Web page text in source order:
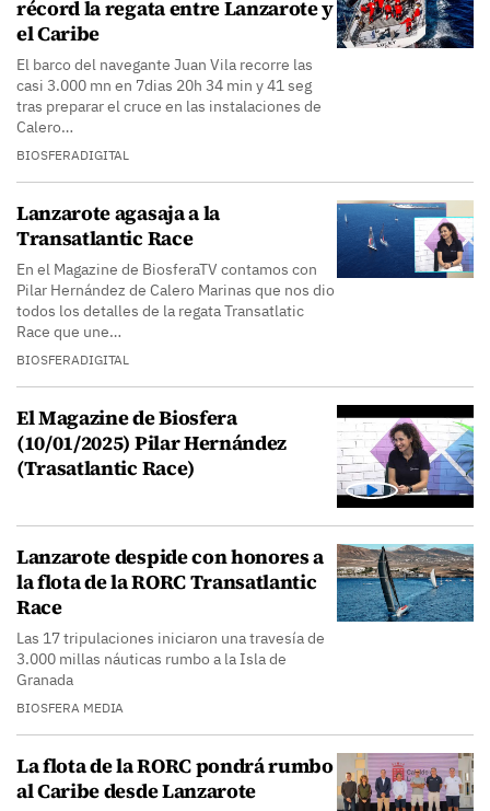
récord la regata entre Lanzarote y
el Caribe
El barco del navegante Juan Vila recorre las
casi 3.000 mn en 7dias 20h 34 min y 41 seg
tras preparar el cruce en las instalaciones de
Calero…
BIOSFERADIGITAL
Lanzarote agasaja a la
Transatlantic Race
En el Magazine de BiosferaTV contamos con
Pilar Hernández de Calero Marinas que nos dio
todos los detalles de la regata Transatlatic
Race que une…
BIOSFERADIGITAL
El Magazine de Biosfera
(10/01/2025) Pilar Hernández
(Trasatlantic Race)
Lanzarote despide con honores a
la flota de la RORC Transatlantic
Race
Las 17 tripulaciones iniciaron una travesía de
3.000 millas náuticas rumbo a la Isla de
Granada
BIOSFERA MEDIA
La flota de la RORC pondrá rumbo
al Caribe desde Lanzarote